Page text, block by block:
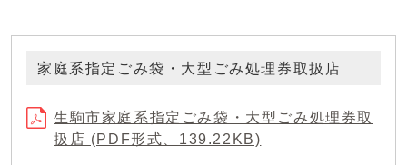
家庭系指定ごみ袋・大型ごみ処理券取扱店
生駒市家庭系指定ごみ袋・大型ごみ処理券取
扱店 (PDF形式、139.22KB)